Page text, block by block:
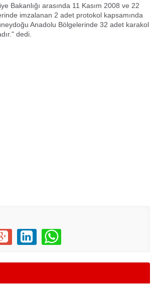
Bakanlığı arasında 11 Kasım 2008 ve 22
imzalanan 2 adet protokol kapsamında
Anadolu Bölgelerinde 32 adet karakol
dedi.